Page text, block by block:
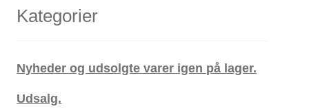
Kategorier
Nyheder og udsolgte varer igen på lager.
Udsalg.